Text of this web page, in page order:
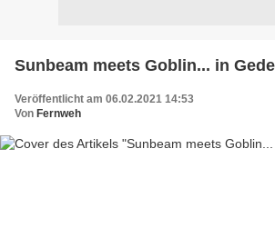
Sunbeam meets Goblin... in
Veröffentlicht am 06.02.2021 14:53
Von Fernweh